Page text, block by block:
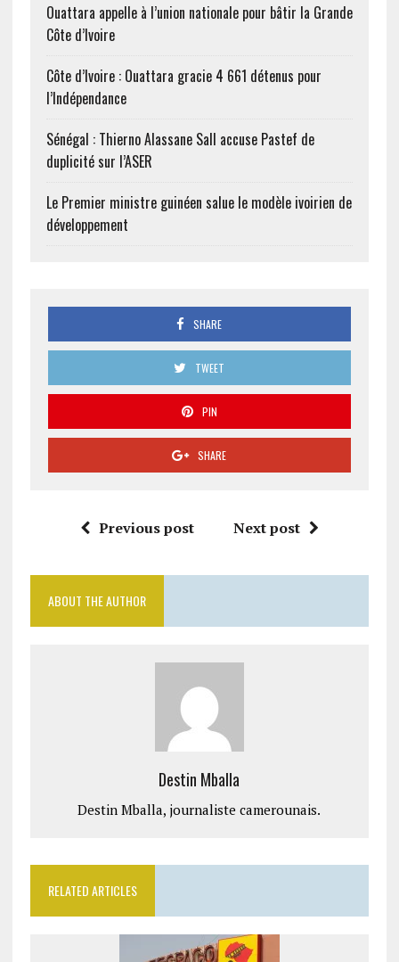
Ouattara appelle à l’union nationale pour bâtir la Grande
Côte d’Ivoire
Côte d’Ivoire : Ouattara gracie 4 661 détenus pour
l’Indépendance
Sénégal : Thierno Alassane Sall accuse Pastef de
duplicité sur l’ASER
Le Premier ministre guinéen salue le modèle ivoirien de
développement
SHARE
TWEET
PIN
SHARE
Previous post Next post
ABOUT THE AUTHOR
Destin Mballa
Destin Mballa, journaliste camerounais.
RELATED ARTICLES